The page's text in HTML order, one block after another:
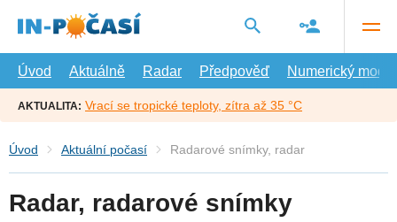
hlavní
Úvod
Aktuálně Radar Předpověď Numerický model
AKTUALITA: Vrací se tropické teploty, zítra až 35 °C
Úvod Aktuální počasí Radarové snímky, radar
Radar, radarové snímky